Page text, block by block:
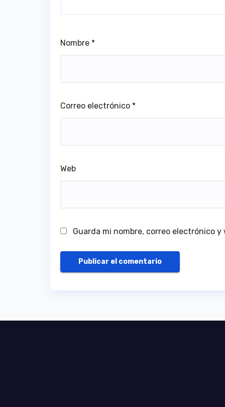
Nombre *
Correo electrónico *
Web
Guarda mi nombre, correo electrónico